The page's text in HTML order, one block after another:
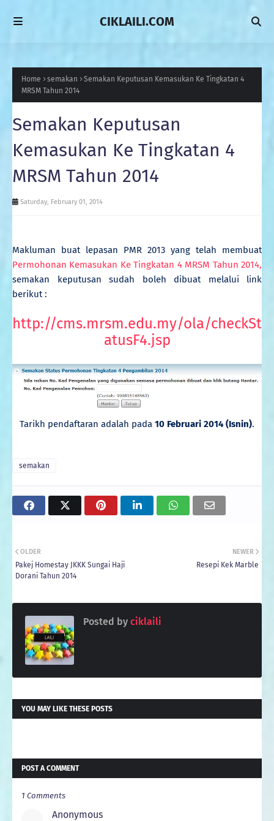
CIKLAILI.COM
Home semakan
Semakan Keputusan Kemasukan Ke Tingkatan 4
MRSM Tahun 2014
Semakan Keputusan
Kemasukan Ke Tingkatan 4
MRSM Tahun 2014
Saturday, February 01, 2014
Makluman buat lepasan PMR 2013 yang telah membuat
Permohonan Kemasukan Ke Tingkatan 4 MRSM Tahun 2014,
semakan keputusan sudah boleh dibuat melalui link
berikut :
http://cms.mrsm.edu.my/ola/checkSt
atusF4.jsp
Tarikh pendaftaran adalah pada 10 Februari 2014 (Isnin).
semakan
NEWER
Resepi Kek Marble
OLDER
Pakej Homestay JKKK Sungai Haji
Dorani Tahun 2014
Posted by ciklaili
YOU MAY LIKE THESE POSTS
POST A COMMENT
1 Comments
Anonymous